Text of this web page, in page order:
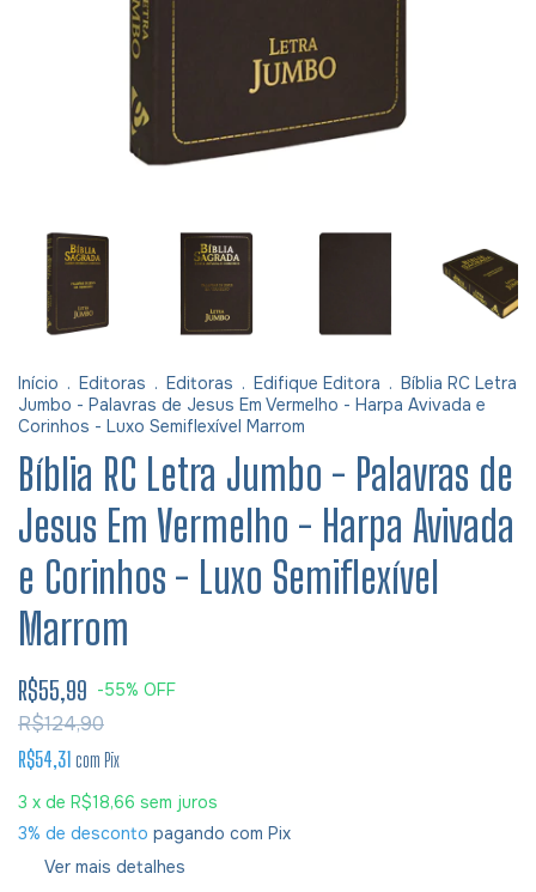
Início . Editoras . Editoras . Edifique Editora . Bíblia RC Letra
Jumbo - Palavras de Jesus Em Vermelho - Harpa Avivada e
Corinhos - Luxo Semiflexível Marrom
Bíblia RC Letra Jumbo - Palavras de
Jesus Em Vermelho - Harpa Avivada
e Corinhos - Luxo Semiflexível
Marrom
R$55,99 -55% OFF
R$124,90
R$54,31 com Pix
3 x de R$18,66 sem juros
3% de desconto pagando com Pix
Ver mais detalhes